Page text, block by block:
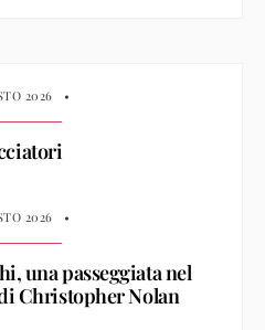
2026 •
2026 •
una passeggiata nel
Christopher Nolan